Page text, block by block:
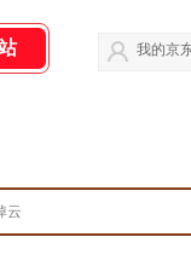
我的京